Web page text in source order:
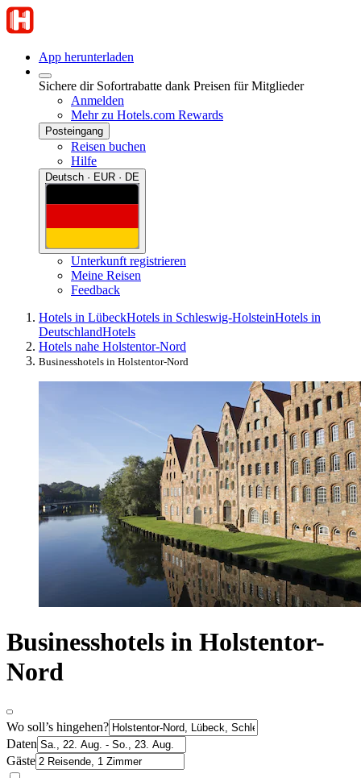
App herunterladen
Sichere dir Sofortrabatte dank Preisen für Mitglieder
Anmelden
Mehr zu Hotels.com Rewards
Posteingang
Reisen buchen
Hilfe
Deutsch · EUR · DE
Unterkunft registrieren
Meine Reisen
Feedback
Hotels in LübeckHotels in Schleswig-HolsteinHotels in
DeutschlandHotels
Hotels nahe Holstentor-Nord
Businesshotels in Holstentor-Nord
Businesshotels in Holstentor-
Nord
Wo soll’s hingehen?
Daten
Gäste